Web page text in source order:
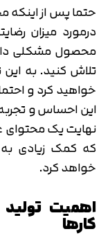
حتما پس از اینکه
درمورد میزان
محصول مشکلی
تلاش کنید. به
خواهید کرد و
این احساس و
نهایت یک محتوای
که کمک زیادی به
خواهد کرد.
اهمیت
کارها